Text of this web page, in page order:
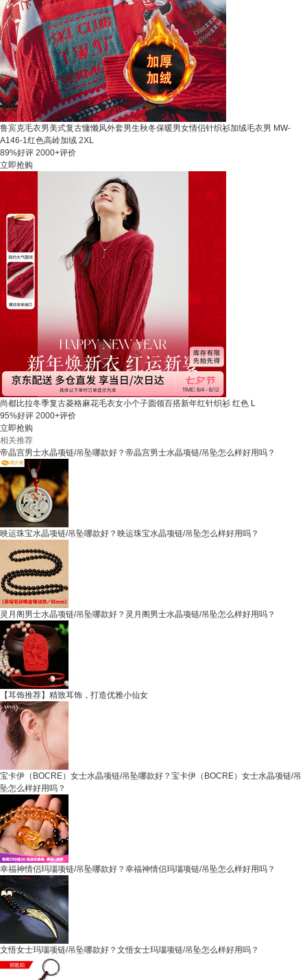
鲁宾克毛衣男美式复古慵懒风外套男生秋冬保暖男女情侣针织衫加绒毛衣男 MW-
A146-1红色高岭加绒 2XL
89%好评 2000+评价
立即抢购
尚都比拉冬季复古菱格麻花毛衣女小个子圆领百搭新年红针织衫 红色 L
95%好评 2000+评价
立即抢购
相关推荐
帝晶宫男士水晶项链/吊坠哪款好？帝晶宫男士水晶项链/吊坠怎么样好用吗？
映运珠宝水晶项链/吊坠哪款好？映运珠宝水晶项链/吊坠怎么样好用吗？
灵月阁男士水晶项链/吊坠哪款好？灵月阁男士水晶项链/吊坠怎么样好用吗？
【耳饰推荐】精致耳饰，打造优雅小仙女
宝卡伊（BOCRE）女士水晶项链/吊坠哪款好？宝卡伊（BOCRE）女士水晶项链/吊
坠怎么样好用吗？
幸福神情侣玛瑙项链/吊坠哪款好？幸福神情侣玛瑙项链/吊坠怎么样好用吗？
文悟女士玛瑙项链/吊坠哪款好？文悟女士玛瑙项链/吊坠怎么样好用吗？